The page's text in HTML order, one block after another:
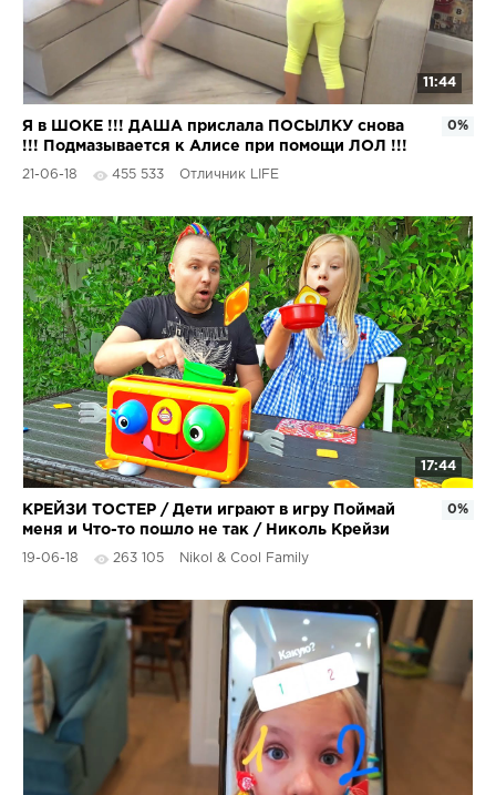
11:44
Я в ШОКЕ !!! ДАША прислала ПОСЫЛКУ снова
!!! Подмазывается к Алисе при помощи ЛОЛ !!!
21-06-18 455 533 Отличник LIFE
0%
17:44
КРЕЙЗИ ТОСТЕР / Дети играют в игру Поймай
меня и Что-то пошло не так / Николь Крейзи
19-06-18 263 105 Nikol & Cool Family
0%